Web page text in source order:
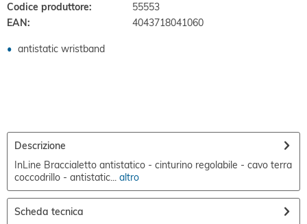
Codice produttore:
55553
EAN:
4043718041060
antistatic wristband
Descrizione
InLine Braccialetto antistatico - cinturino regolabile - cavo terra
coccodrillo - antistatic... altro
Scheda tecnica